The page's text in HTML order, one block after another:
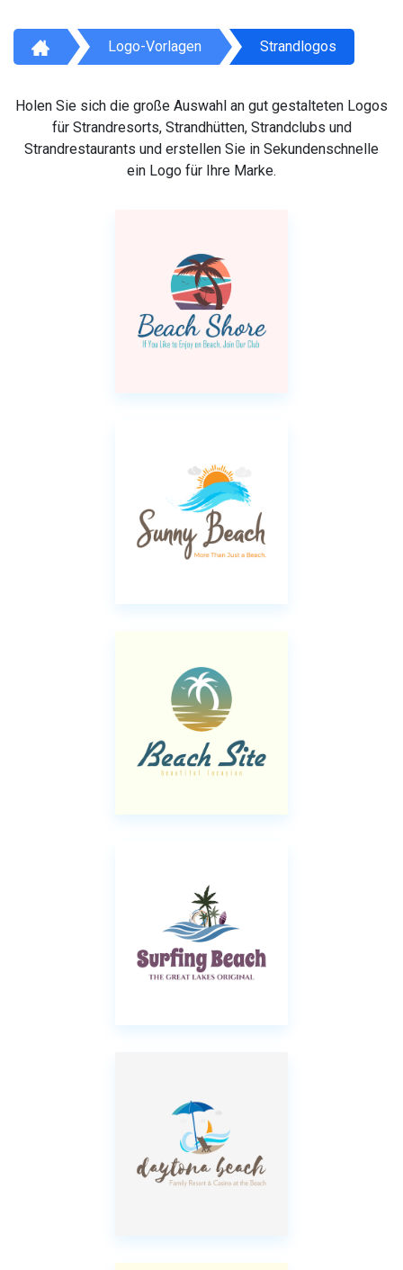
Logo-Vorlagen Strandlogos
Holen Sie sich die große Auswahl an gut gestalteten Logos
für Strandresorts, Strandhütten, Strandclubs und
Strandrestaurants und erstellen Sie in Sekundenschnelle
ein Logo für Ihre Marke.